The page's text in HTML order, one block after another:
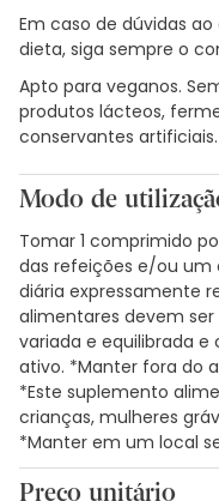
Em caso de dúvidas
dieta, siga sempre o
Apto para veganos.
produtos lácteos,
conservantes artificiais.
Modo de
Tomar 1 comprimido
das refeições e/ou um
diária expressamente
alimentares devem
variada e equilibrada
ativo. *Manter fora do
*Este suplemento
crianças, mulheres
*Manter em um local
Preço unitário